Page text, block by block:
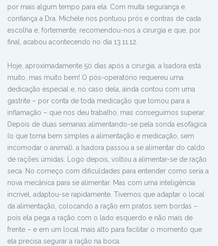
por mais algum tempo para ela. Com muita segurança e
confiança a Dra. Michèle nos pontuou prós e contras de cada
escolha e, fortemente, recomendou-nos a cirurgia e que, por
final, acabou acontecendo no dia 13.11.12.
Hoje, aproximadamente 50 dias após a cirurgia, a Isadora está
muito, mas muito bem! O pós-operatório requereu uma
dedicação especial e, no caso dela, ainda contou com uma
gastrite – por conta de toda medicação que tomou para a
inflamação – que nos deu trabalho, mas conseguimos superar.
Depois de duas semanas alimentando-se pela sonda esofágica
(o que torna bem simples a alimentação e medicação, sem
incomodar o animal), a Isadora passou a se alimentar do caldo
de rações úmidas. Logo depois, voltou a alimentar-se de ração
seca. No começo com dificuldades para entender como seria a
nova mecânica para se alimentar. Mas com uma inteligência
incrível, adaptou-se rapidamente. Tivemos que adaptar o local
da alimentação, colocando a ração em pratos sem bordas –
pois ela pega a ração com o lado esquerdo e não mais de
frente – e em um local mais alto para facilitar o momento que
ela precisa segurar a ração na boca.